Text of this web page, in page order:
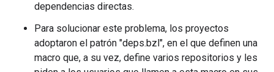
dependencias directas.
Para solucionar este problema, los proyectos
adoptaron el patrón "deps.bzl", en el que definen una
macro que, a su vez, define varios repositorios y les